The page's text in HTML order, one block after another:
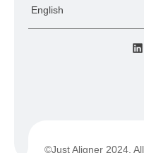
Dil
Seç
©Just Aligner2024.